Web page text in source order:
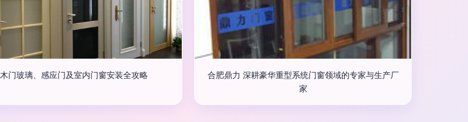
木门玻璃、感应门及室内门窗安装全攻略
合肥鼎力 深耕豪华重型系统门窗领域的专家与生产厂
家